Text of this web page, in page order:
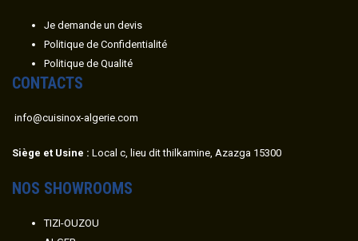
Je demande un devis
Politique de Confidentialité
Politique de Qualité
CONTACTS
info@cuisinox-algerie.com
Siège et Usine : Local c, lieu dit thilkamine, Azazga 15300
NOS SHOWROOMS
TIZI-OUZOU